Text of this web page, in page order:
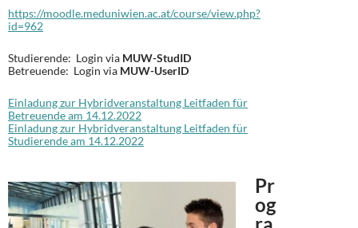
https://moodle.meduniwien.ac.at/course/view.php?
id=962
Studierende: Login via MUW-StudID
Betreuende: Login via MUW-UserID
Einladung zur Hybridveranstaltung Leitfaden für
Betreuende am 14.12.2022
Einladung zur Hybridveranstaltung Leitfaden für
Studierende am 14.12.2022
Pr
og